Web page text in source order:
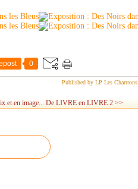
0
Published by LP Les Chartrons
et en image... De LIVRE en LIVRE 2 >>